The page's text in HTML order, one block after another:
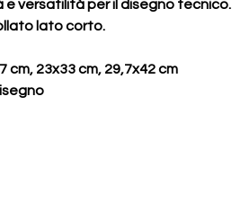
versatilità per il disegno tecnico.
lato corto.
cm, 23x33 cm, 29,7x42 cm